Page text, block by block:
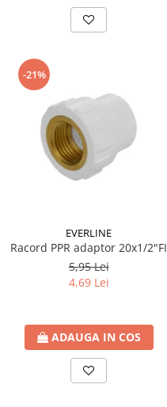
-21%
EVERLINE
Racord PPR adaptor 20x1/2"FI
5,95 Lei
4,69 Lei
ADAUGA IN COS